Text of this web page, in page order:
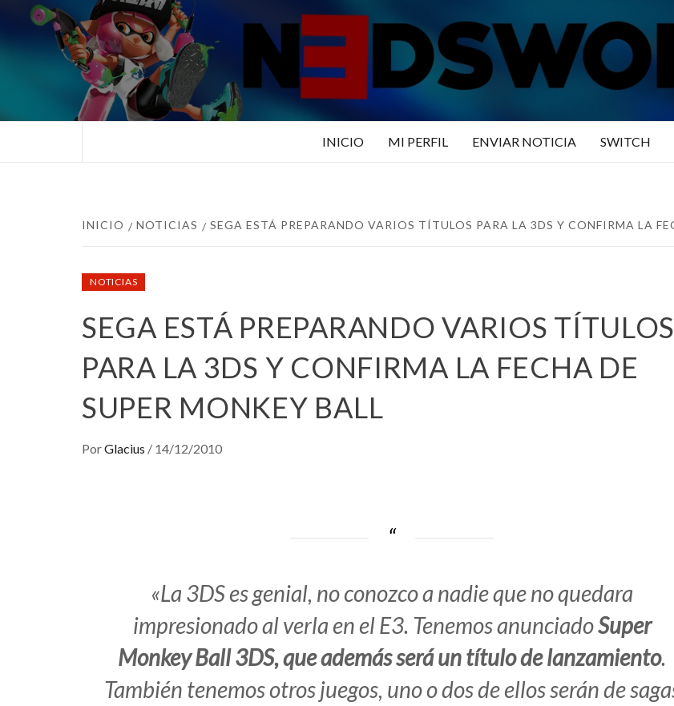
Saltar
TUS ESPECIALISTAS EN NINTENDO
INICIO MI PERFIL ENVIAR NOTICIA SWITCH
INICIO NOTICIAS SEGA ESTÁ PREPARANDO VARIOS TÍTULOS PARA LA 3DS Y CONFIRMA LA
NOTICIAS
SEGA ESTÁ PREPARANDO VARIOS TÍTULOS
PARA LA 3DS Y CONFIRMA LA FECHA DE
SUPER MONKEY BALL
PorGlacius / 14/12/2010
«La 3DS es genial, no conozco a nadie que no quedara
impresionado al verla en el E3. Tenemos anunciadoSuper
Monkey Ball 3DS, que además será un título de lanzamiento.
También tenemos otros juegos, uno o dos de ellos serán de